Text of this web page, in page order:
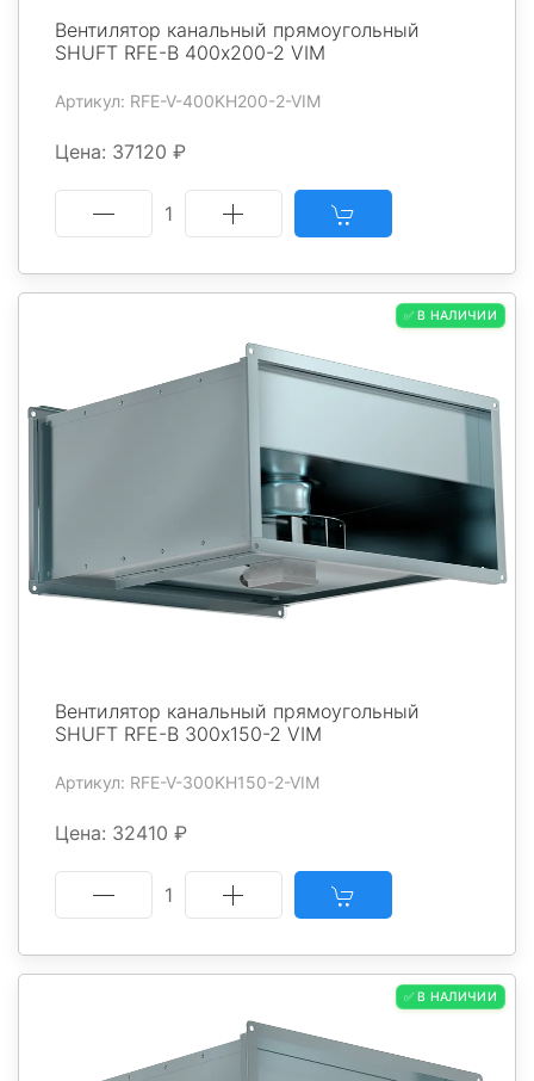
Вентилятор канальный прямоугольный
SHUFT RFE-В 400х200-2 VIM
Артикул: RFE-V-400KH200-2-VIM
Цена: 37120 ₽
1
✅ В НАЛИЧИИ
Вентилятор канальный прямоугольный
SHUFT RFE-В 300х150-2 VIM
Артикул: RFE-V-300KH150-2-VIM
Цена: 32410 ₽
1
✅ В НАЛИЧИИ